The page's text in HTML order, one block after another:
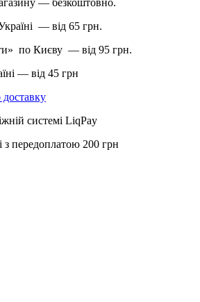
— від 65 грн.
по Києву — від 95 грн.
— від 45 грн
доставку
системі LiqPay
передоплатою 200 грн